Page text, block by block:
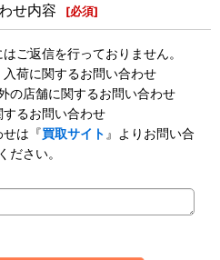
せ内容 [必須]
ご返信を行っておりません。
入荷に関するお問い合わせ
の店舗に関するお問い合わせ
するお問い合わせ
は『買取サイト 』よりお問い合
ださい。